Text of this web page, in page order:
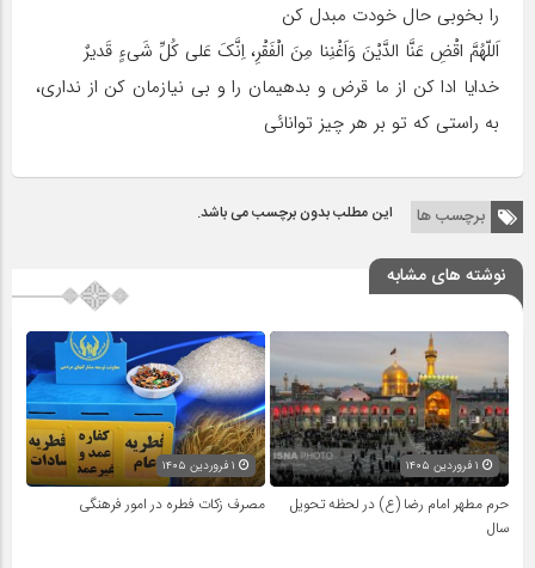
را بخوبى حال خودت مبدل کن
اَللّهُمَّ اقْضِ عَنَّا الدَّیْنَ وَاَغْنِنا مِنَ الْفَقْرِ، اِنَّکَ عَلى کُلِّ شَىءٍ قَدیرٌ
خدایا ادا کن از ما قرض و بدهیمان را و بى نیازمان کن از ندارى،
به راستى که تو بر هر چیز توانائى
برچسب ها این مطلب بدون برچسب می باشد.
نوشته های مشابه
حرم مطهر امام رضا (ع) در لحظه تحویل
سال
مصرف زکات فطره در امور فرهنگی